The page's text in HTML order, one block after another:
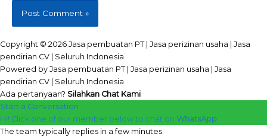
Copyright © 2026 Jasa pembuatan PT | Jasa perizinan usaha | Jasa
pendirian CV | Seluruh Indonesia
Powered by Jasa pembuatan PT | Jasa perizinan usaha | Jasa
pendirian CV | Seluruh Indonesia
Ada pertanyaan? Silahkan Chat Kami
Start a Conversation
Hi! Click one of our member below to chat on WhatsApp
The team typically replies in a few minutes.